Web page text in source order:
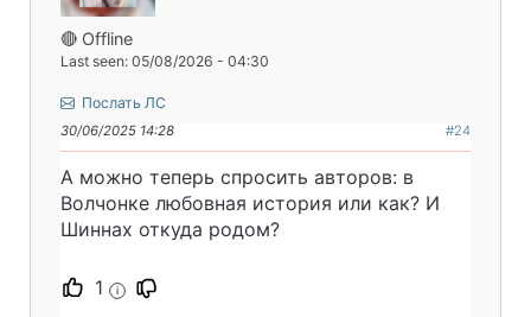
🔴 Offline
Last seen: 05/08/2026 - 04:30
Послать ЛС
30/06/2025 14:28 #24
А можно теперь спросить авторов: в
Волчонке любовная история или как? И
Шиннах откуда родом?
1 i